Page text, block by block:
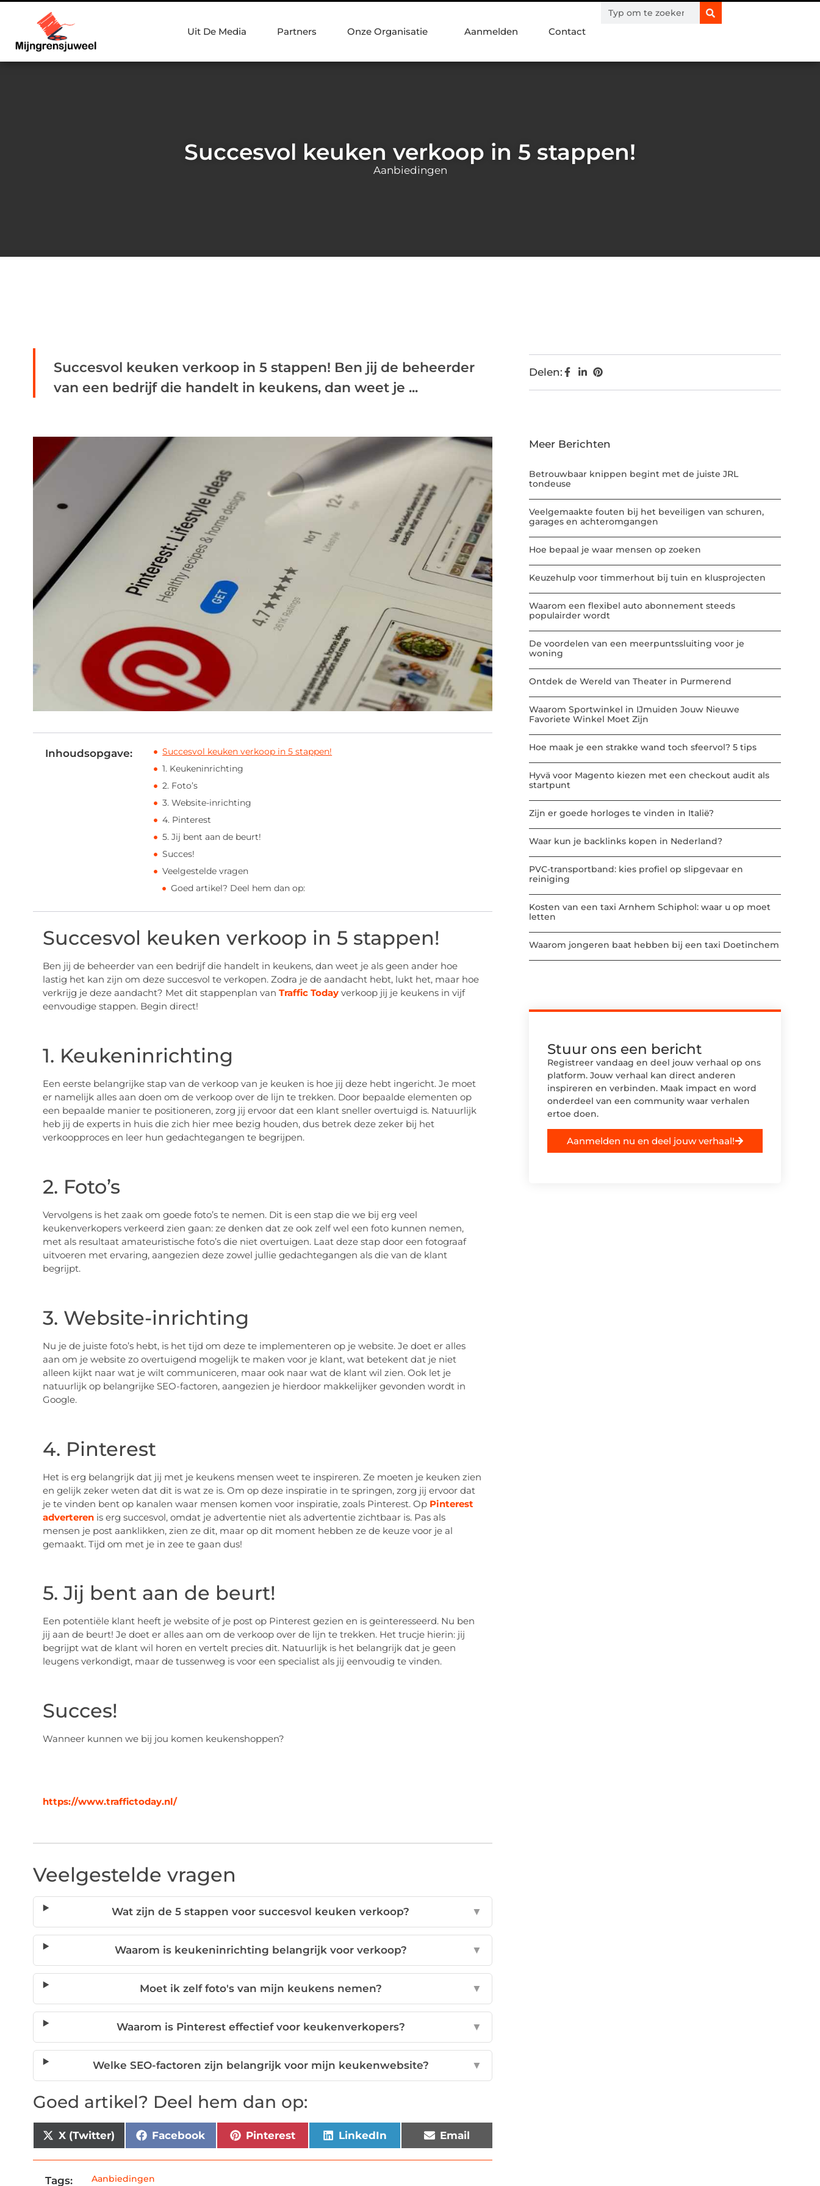
Uit De Media Partners Onze Organisatie Aanmelden Contact
Succesvol keuken verkoop in 5 stappen!
Aanbiedingen
Succesvol keuken verkoop in 5 stappen! Ben jij de beheerder
van een bedrijf die handelt in keukens, dan weet je ...
Inhoudsopgave:
Succesvol keuken verkoop in 5 stappen!
1. Keukeninrichting
2. Foto’s
3. Website-inrichting
4. Pinterest
5. Jij bent aan de beurt!
Succes!
Veelgestelde vragen
Goed artikel? Deel hem dan op:
Succesvol keuken verkoop in 5 stappen!
Ben jij de beheerder van een bedrijf die handelt in keukens, dan weet je als geen ander hoe
lastig het kan zijn om deze succesvol te verkopen. Zodra je de aandacht hebt, lukt het, maar hoe
verkrijg je deze aandacht? Met dit stappenplan van Traffic Todayverkoop jij je keukens in vijf
eenvoudige stappen. Begin direct!
1. Keukeninrichting
Een eerste belangrijke stap van de verkoop van je keuken is hoe jij deze hebt ingericht. Je moet
er namelijk alles aan doen om de verkoop over de lijn te trekken. Door bepaalde elementen op
een bepaalde manier te positioneren, zorg jij ervoor dat een klant sneller overtuigd is. Natuurlijk
heb jij de experts in huis die zich hier mee bezig houden, dus betrek deze zeker bij het
verkoopproces en leer hun gedachtegangen te begrijpen.
2. Foto’s
Vervolgens is het zaak om goede foto’s te nemen. Dit is een stap die we bij erg veel
keukenverkopers verkeerd zien gaan: ze denken dat ze ook zelf wel een foto kunnen nemen,
met als resultaat amateuristische foto’s die niet overtuigen. Laat deze stap door een fotograaf
uitvoeren met ervaring, aangezien deze zowel jullie gedachtegangen als die van de klant
begrijpt.
3. Website-inrichting
Nu je de juiste foto’s hebt, is het tijd om deze te implementeren op je website. Je doet er alles
aan om je website zo overtuigend mogelijk te maken voor je klant, wat betekent dat je niet
alleen kijkt naar wat je wilt communiceren, maar ook naar wat de klant wil zien. Ook let je
natuurlijk op belangrijke SEO-factoren, aangezien je hierdoor makkelijker gevonden wordt in
Google.
4. Pinterest
Het is erg belangrijk dat jij met je keukens mensen weet te inspireren. Ze moeten je keuken zien
en gelijk zeker weten dat dit is wat ze is. Om op deze inspiratie in te springen, zorg jij ervoor dat
je te vinden bent op kanalen waar mensen komen voor inspiratie, zoals Pinterest. Op Pinterest
adverterenis erg succesvol, omdat je advertentie niet als advertentie zichtbaar is. Pas als
mensen je post aanklikken, zien ze dit, maar op dit moment hebben ze de keuze voor je al
gemaakt. Tijd om met je in zee te gaan dus!
5. Jij bent aan de beurt!
Een potentiële klant heeft je website of je post op Pinterest gezien en is geïnteresseerd. Nu ben
jij aan de beurt! Je doet er alles aan om de verkoop over de lijn te trekken. Het trucje hierin: jij
begrijpt wat de klant wil horen en vertelt precies dit. Natuurlijk is het belangrijk dat je geen
leugens verkondigt, maar de tussenweg is voor een specialist als jij eenvoudig te vinden.
Succes!
Wanneer kunnen we bij jou komen keukenshoppen?
https://www.traffictoday.nl/
Veelgestelde vragen
Wat zijn de 5 stappen voor succesvol keuken verkoop? ▼
Waarom is keukeninrichting belangrijk voor verkoop? ▼
Moet ik zelf foto's van mijn keukens nemen? ▼
Waarom is Pinterest effectief voor keukenverkopers? ▼
Welke SEO-factoren zijn belangrijk voor mijn keukenwebsite? ▼
Goed artikel? Deel hem dan op:
X (Twitter) Facebook Pinterest LinkedIn Email
Tags: Aanbiedingen
Delen:
Meer Berichten
Betrouwbaar knippen begint met de juiste JRL
tondeuse
Veelgemaakte fouten bij het beveiligen van schuren,
garages en achteromgangen
Hoe bepaal je waar mensen op zoeken
Keuzehulp voor timmerhout bij tuin en klusprojecten
Waarom een flexibel auto abonnement steeds
populairder wordt
De voordelen van een meerpuntssluiting voor je
woning
Ontdek de Wereld van Theater in Purmerend
Waarom Sportwinkel in IJmuiden Jouw Nieuwe
Favoriete Winkel Moet Zijn
Hoe maak je een strakke wand toch sfeervol? 5 tips
Hyvä voor Magento kiezen met een checkout audit als
startpunt
Zijn er goede horloges te vinden in Italië?
Waar kun je backlinks kopen in Nederland?
PVC-transportband: kies profiel op slipgevaar en
reiniging
Kosten van een taxi Arnhem Schiphol: waar u op moet
letten
Waarom jongeren baat hebben bij een taxi Doetinchem
Stuur ons een bericht
Registreer vandaag en deel jouw verhaal op ons
platform. Jouw verhaal kan direct anderen
inspireren en verbinden. Maak impact en word
onderdeel van een community waar verhalen
ertoe doen.
Aanmelden nu en deel jouw verhaal!